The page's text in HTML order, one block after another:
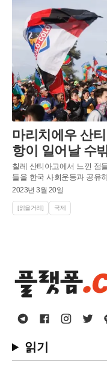
마리치에우 산
항이 일어날 수
칠레 산티아고에서 느낀 점
들을 한국 사회운동과 공유
2023년 3월 20일
[읽을거리] 국제
읽기